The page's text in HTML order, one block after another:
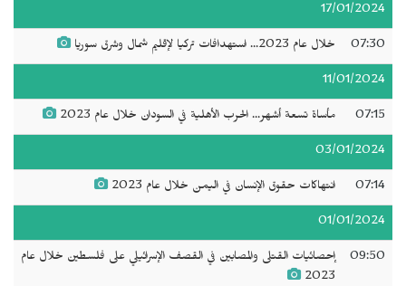
17/01/2024
07:30 خلال عام 2023... استهدافات تركيا لإقليم شمال وشرق سوريا
11/01/2024
07:15 مأساة تسعة أشهر... الحرب الأهلية في السودان خلال عام 2023
03/01/2024
07:14 انتهاكات حقوق الإنسان في اليمن خلال عام 2023
01/01/2024
09:50
إحصائيات القتلى والمصابين في القصف الإسرائيلي على فلسطين خلال عام
2023